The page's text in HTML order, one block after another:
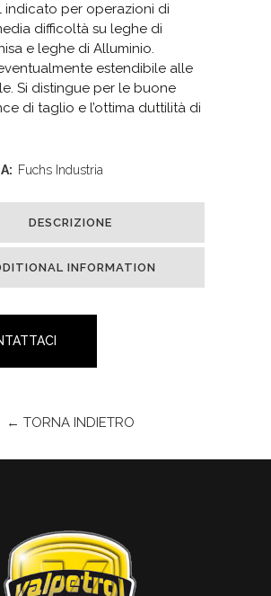
indicato per operazioni di
difficoltà su leghe di
e leghe di Alluminio.
estendibile alle
Si distingue per le buone
di taglio e l’ottima duttilità di
Fuchs Industria
DESCRIZIONE
INFORMATION
← TORNA INDIETRO